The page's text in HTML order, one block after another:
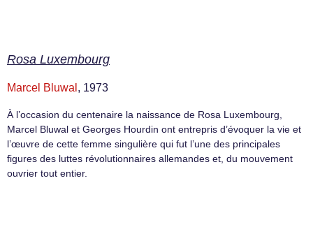
Rosa Luxembourg
Marcel Bluwal , 1973
À l’occasion du centenaire la naissance de Rosa Luxembourg,
Marcel Bluwal et Georges Hourdin ont entrepris d’évoquer la vie et
l’œuvre de cette femme singulière qui fut l’une des principales
figures des luttes révolutionnaires allemandes et, du mouvement
ouvrier tout entier.